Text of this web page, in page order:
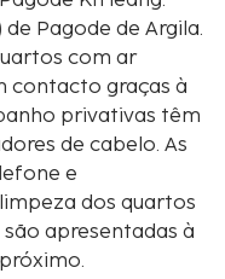
Pagode de Argila.
com ar
contacto graças à
privativas têm
de cabelo. As
e
dos quartos
apresentadas à